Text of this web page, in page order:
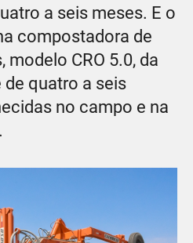
a seis meses. E o
compostadora de
CRO 5.0, da
de quatro a seis
no campo e na